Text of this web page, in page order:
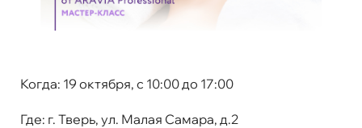
Когда: 19 октября, с 10:00 до 17:00
Где: г. Тверь, ул. Малая Самара, д.2